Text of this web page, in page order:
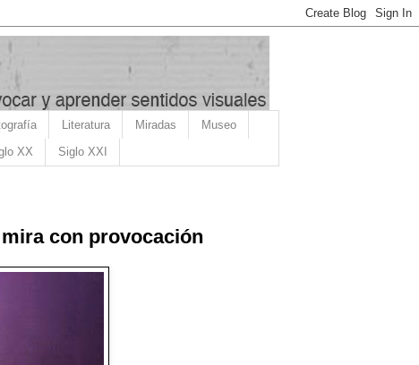
Literatura Miradas Museo
XX Siglo XXI
con provocación